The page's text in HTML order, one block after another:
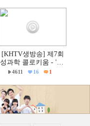
[KHTV생방송] 제7회
성과학 콜로키움 - 'PC
주의 & 의학'
4611 16 1